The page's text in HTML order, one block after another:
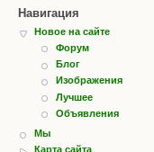
Навигация
Новое на сайте
Форум
Блог
Изображения
Лучшее
Объявления
Мы
Карта сайта